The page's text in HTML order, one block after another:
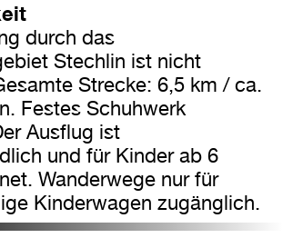
durch das
Stechlin ist nicht
Strecke: 6,5 km / ca.
Festes Schuhwerk
Ausflug ist
und für Kinder ab 6
Wanderwege nur für
Kinderwagen zugänglich.